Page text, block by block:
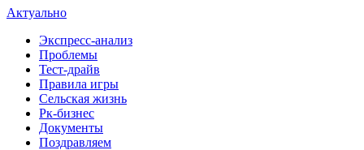
Актуально
Экспресс-анализ
Проблемы
Тест-драйв
Правила игры
Сельская жизнь
Рк-бизнес
Документы
Поздравляем